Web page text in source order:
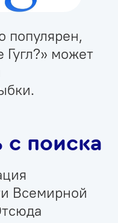
популярен,
Гугл?» может
с поиска
Всемирной